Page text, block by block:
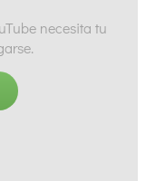
necesita tu